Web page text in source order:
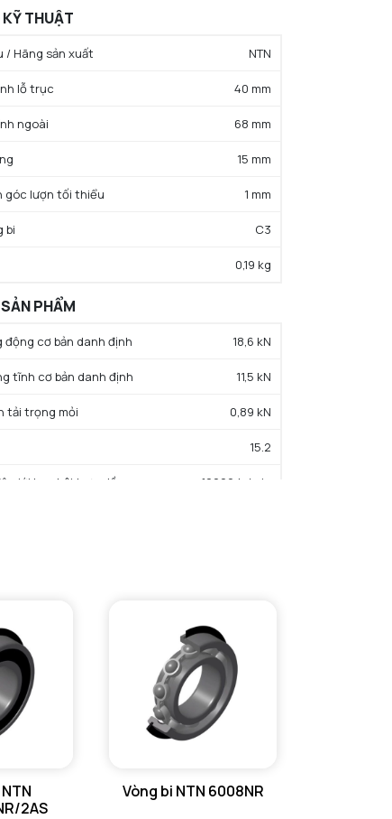
THUẬT
/ Hãng sản xuất NTN
lỗ trục 40 mm
ngoài 68 mm
15 mm
góc lượn tối thiểu 1 mm
bi C3
0,19 kg
PHẨM
động cơ bản danh định 18,6 kN
tĩnh cơ bản danh định 11,5 kN
tải trọng mỏi 0,89 kN
15.2
giới hạn bôi trơn dầu 12000 tr/min
kính vai tối thiểu IR 45 mm
kính vai tối đa OR
kính góc lượn tối đa trục & vỏ
2AS
Vòng bi NTN 6008NR